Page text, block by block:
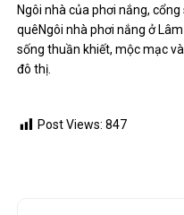
Ngôi nhà của phơi nắng,
quêNgôi nhà phơi nắng ở
sống thuần khiết, mộc mạc
đô thị.
Post Views: 847